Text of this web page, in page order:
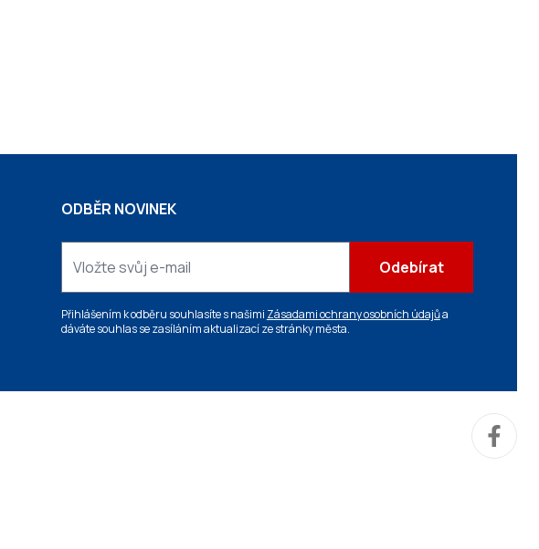
ODBĚR NOVINEK
Odebírat
Přihlášením k odběru souhlasíte s našimi Zásadami ochrany osobních údajůa
dáváte souhlas se zasíláním aktualizací ze stránky města.